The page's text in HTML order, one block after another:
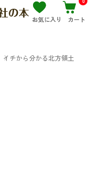
お気に入り カート
イチから分かる北方領土